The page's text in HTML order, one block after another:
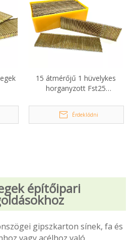
15 átmérőjű 1 hüvelykes
horganyzott Fst25
Érdeklődni
építőipari
gipszkarton sínek, fa és